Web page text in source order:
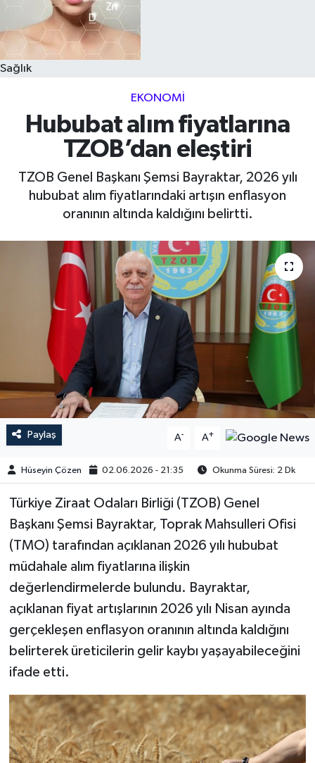
Sağlık
EKONOMI
Hububat alım fiyatlarına
TZOB’dan eleştiri
TZOB Genel Başkanı Şemsi Bayraktar, 2026 yılı
hububat alım fiyatlarındaki artışın enflasyon
oranının altında kaldığını belirtti.
Paylaş A- A+
Hüseyin Çözen 02.06.2026 - 21:35 Okunma Süresi: 2 Dk
Türkiye Ziraat Odaları Birliği (TZOB) Genel
Başkanı Şemsi Bayraktar, Toprak Mahsulleri Ofisi
(TMO) tarafından açıklanan 2026 yılı hububat
müdahale alım fiyatlarına ilişkin
değerlendirmelerde bulundu. Bayraktar,
açıklanan fiyat artışlarının 2026 yılı Nisan ayında
gerçekleşen enflasyon oranının altında kaldığını
belirterek üreticilerin gelir kaybı yaşayabileceğini
ifade etti.